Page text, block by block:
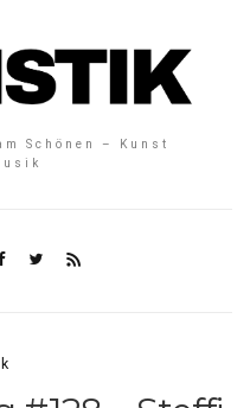
Schönen – Kunst